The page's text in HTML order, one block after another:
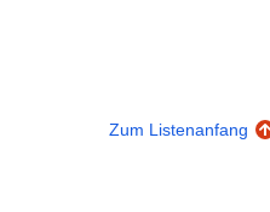
Zum Listenanfang